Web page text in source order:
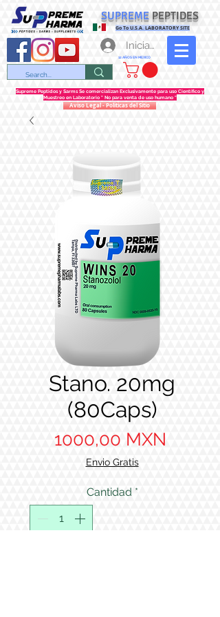
SUPREMEPEPTIDES
Go To U.S.A. LABORATORY SITE
12 AÑOS EN MEXICO
Iniciar sesión
Supreme Peptidos y Sarms Se comercializan Exclusivamente para uso Científico y
Muestreo en Laboratorio " No para venta de uso humano "
Aviso Legal - Politicas del Sitio
Stano. 20mg
(80Caps)
1000,00 MXN
Envio Gratis
Cantidad *